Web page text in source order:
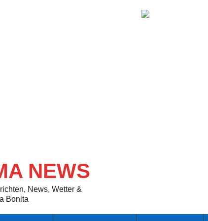
NEWS
News, Wetter &
Bonita